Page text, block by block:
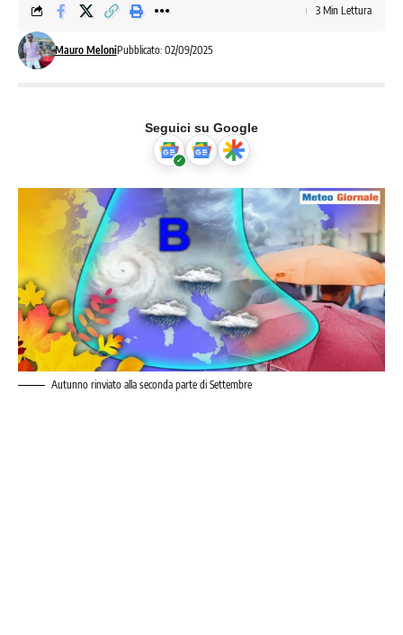
Mauro MeloniPubblicato: 02/09/2025
3 Min Lettura
Seguici su Google
Autunno rinviato alla seconda parte di Settembre